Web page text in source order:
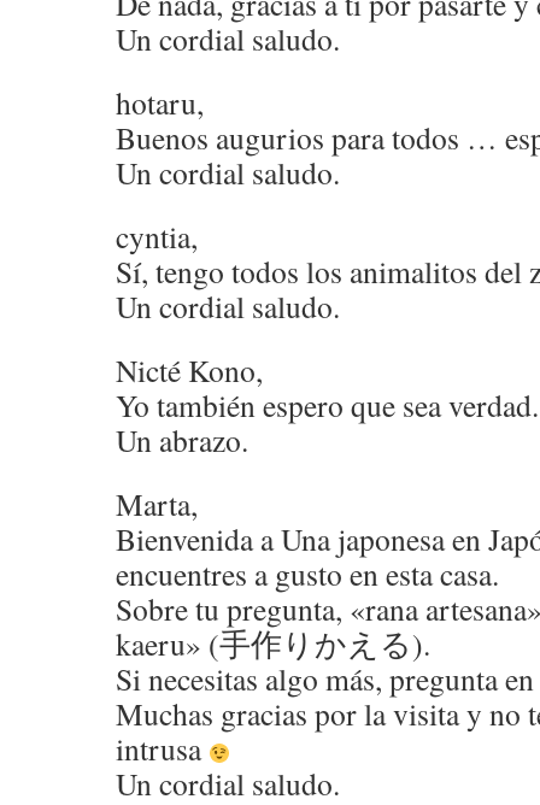
Un cordial saludo.
hotaru,
Buenos augurios para todos …
Un cordial saludo.
cyntia,
Sí, tengo todos los animalitos del
Un cordial saludo.
Nicté Kono,
Yo también espero que sea verdad.
Un abrazo.
Marta,
Bienvenida a Una japonesa en
encuentres a gusto en esta casa.
Sobre tu pregunta, «rana
kaeru» (手作りかえる).
Si necesitas algo más, pregunta
Muchas gracias por la visita y no
intrusa
Un cordial saludo.